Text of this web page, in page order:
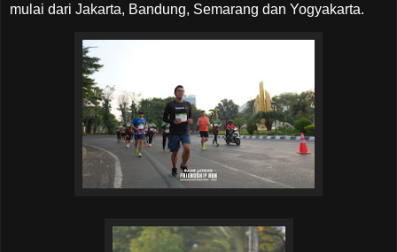
mulai dari Jakarta, Bandung, Semarang dan Yogyakarta.